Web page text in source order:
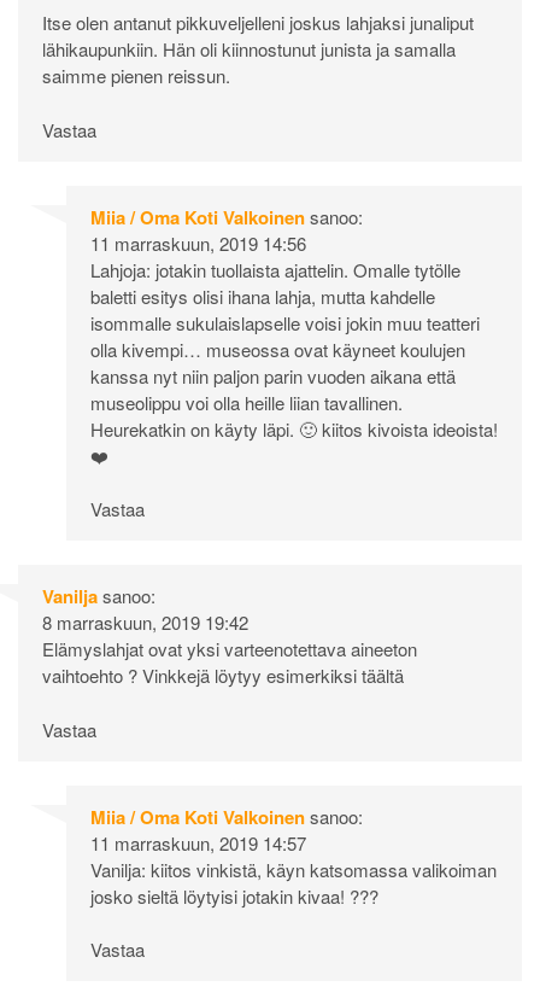
Itse olen antanut pikkuveljelleni joskus lahjaksi junaliput
lähikaupunkiin. Hän oli kiinnostunut junista ja samalla
saimme pienen reissun.
Vastaa
Miia / Oma Koti Valkoinensanoo:
11 marraskuun, 2019 14:56
Lahjoja: jotakin tuollaista ajattelin. Omalle tytölle
baletti esitys olisi ihana lahja, mutta kahdelle
isommalle sukulaislapselle voisi jokin muu teatteri
olla kivempi… museossa ovat käyneet koulujen
kanssa nyt niin paljon parin vuoden aikana että
museolippu voi olla heille liian tavallinen.
Heurekatkin on käyty läpi. 🙂 kiitos kivoista ideoista!
❤️
Vastaa
Vaniljasanoo:
8 marraskuun, 2019 19:42
Elämyslahjat ovat yksi varteenotettava aineeton
vaihtoehto ? Vinkkejä löytyy esimerkiksi täältä
Vastaa
Miia / Oma Koti Valkoinensanoo:
11 marraskuun, 2019 14:57
Vanilja: kiitos vinkistä, käyn katsomassa valikoiman
josko sieltä löytyisi jotakin kivaa! ???
Vastaa